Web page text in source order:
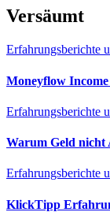
Versäumt
Erfahrungsberichte
Moneyflow
Erfahrungsberichte
Warum Geld nicht
Erfahrungsberichte
KlickTipp